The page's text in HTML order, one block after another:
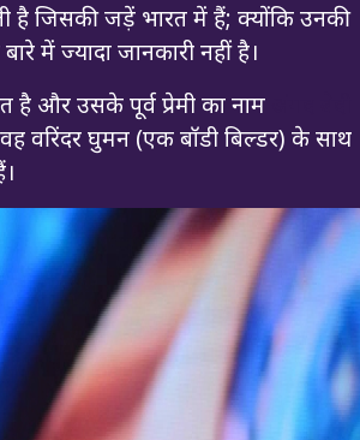
है जिसकी जड़ें भारत में हैं; क्योंकि उनकी
में ज्यादा जानकारी नहीं है।
है और उसके पूर्व प्रेमी का नाम
वरिंदर घुमन (एक बॉडी बिल्डर) के साथ